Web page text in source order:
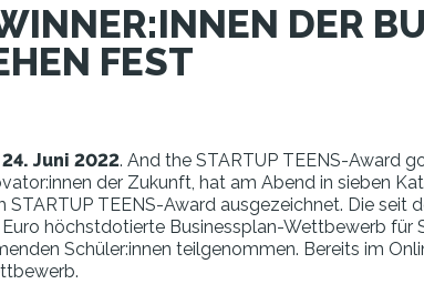
DER
FEST
Juni 2022. And the STARTUP TEENS-Award
der Zukunft, hat am Abend in sieben
STARTUP TEENS-Award ausgezeichnet. Die seit
höchstdotierte Businessplan-Wettbewerb für
Schüler:innen teilgenommen. Bereits im